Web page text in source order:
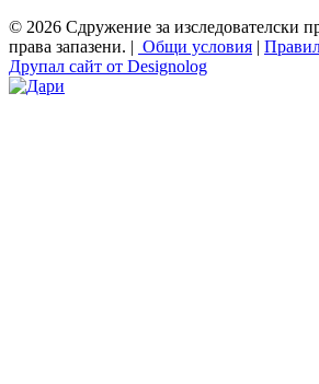
© 2026 Сдружение за изследователски
права запазени. | Общи условия |
Друпал сайт от Designolog